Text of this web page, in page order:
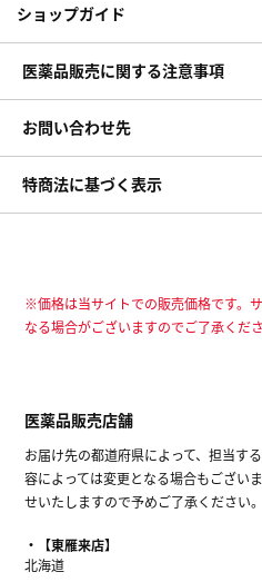
ショップガイド
医薬品販売に関する注意事項
お問い合わせ先
特商法に基づく表示
※価格は当サイトでの販売価格です。
なる場合がございますのでご了承くださ
医薬品販売店舗
お届け先の都道府県によって、担当す
容によっては変更となる場合もござい
せいたしますので予めご了承ください。
【東雁来店】
北海道